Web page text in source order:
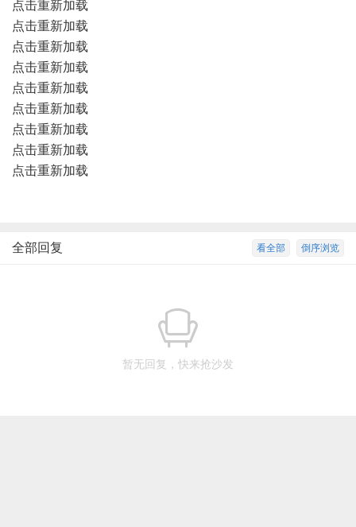
点击重新加载
点击重新加载
点击重新加载
点击重新加载
点击重新加载
点击重新加载
点击重新加载
点击重新加载
点击重新加载
倒序浏览
看全部
全部回复
暂无回复，快来抢沙发